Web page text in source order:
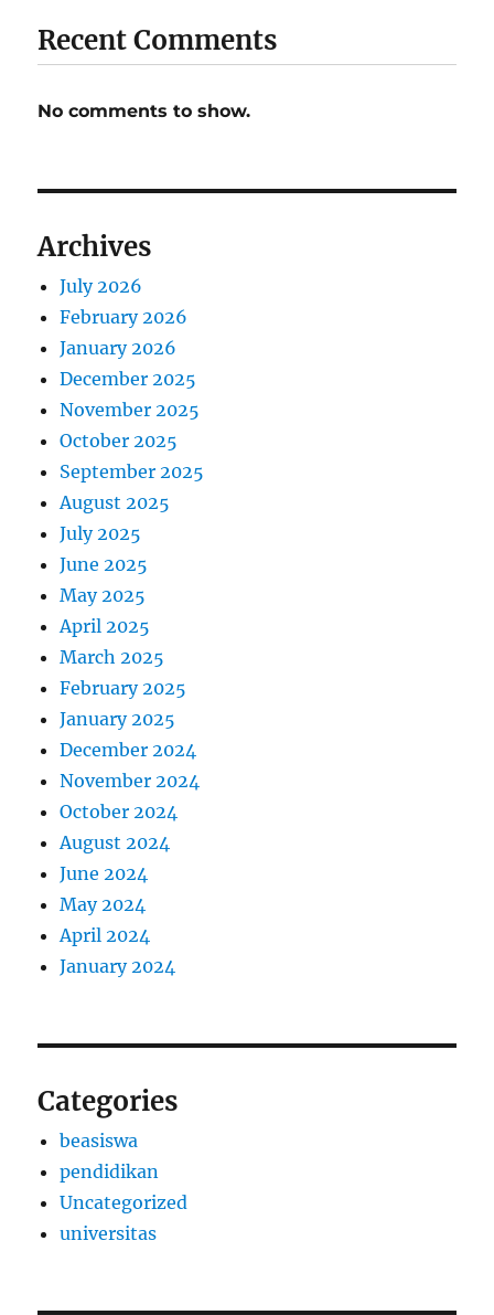
Recent Comments
No comments to show.
Archives
July 2026
February 2026
January 2026
December 2025
November 2025
October 2025
September 2025
August 2025
July 2025
June 2025
May 2025
April 2025
March 2025
February 2025
January 2025
December 2024
November 2024
October 2024
August 2024
June 2024
May 2024
April 2024
January 2024
Categories
beasiswa
pendidikan
Uncategorized
universitas